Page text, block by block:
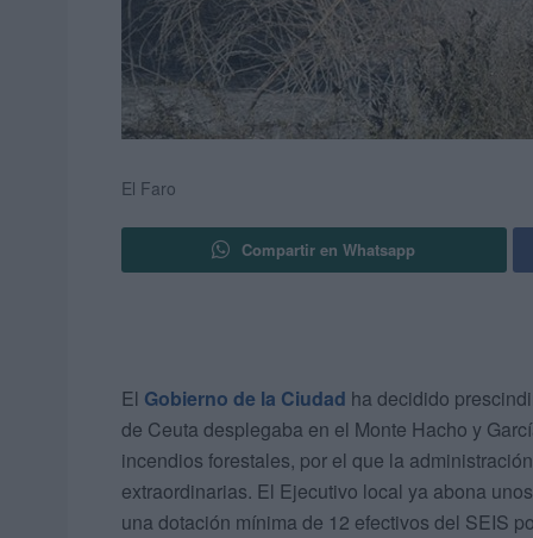
El Faro
Compartir en Whatsapp
El Gobierno de la Ciudad ha decidido
de Ceuta desplegaba en el Monte Hacho y
incendios forestales, por el que la
extraordinarias. El Ejecutivo local ya abona
una dotación mínima de 12 efectivos del SEIS